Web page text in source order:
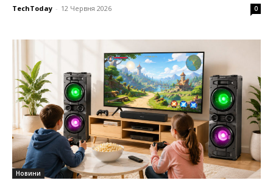
TechToday - 12 Червня 2026 0
Новини